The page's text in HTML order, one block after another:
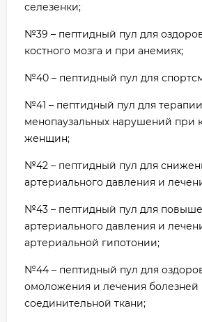
селезенки;
№39 – пептидный пул для
костного мозга и при анемиях;
№40 – пептидный пул для
№41 – пептидный пул для терапии
менопаузальных нарушений при
женщин;
№42 – пептидный пул для
артериального давления и
№43 – пептидный пул для
артериального давления и
артериальной гипотонии;
№44 – пептидный пул для
омоложения и лечения болезней
соединительной ткани;